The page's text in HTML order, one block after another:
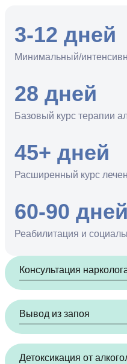
3-12 дней
Минимальный/
28 дней
Базовый курс терапии
45+ дней
Расширенный курс
60-90 дней
Реабилитация и
Консультация
Вывод из запоя
Детоксикация от